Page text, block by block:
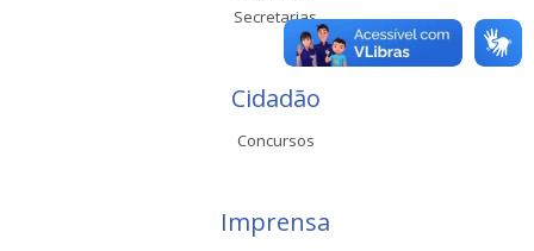
Secretarias
Cidadão
Concursos
Imprensa